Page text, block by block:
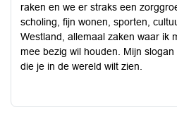
raken en we er straks een
scholing, fijn wonen, sporten,
Westland, allemaal zaken waar ik
mee bezig wil houden. Mijn
die je in de wereld wilt zien.